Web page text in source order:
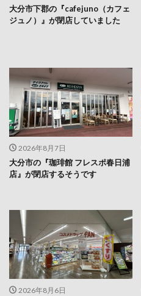
大分市下郡の『cafejuno（カフェ
ジュノ）』が閉店していました
2026年8月7日
大分市の『珈琲館 フレスポ春日浦
店』が閉店するそうです
2026年8月6日